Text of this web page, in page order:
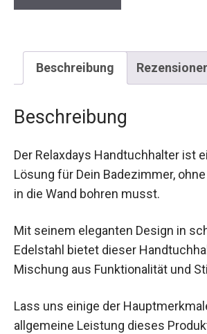
Beschreibung
Beschreibung
Der Relaxdays Handtuchhalter ist
Lösung für Dein Badezimmer,
in die Wand bohren musst.
Mit seinem eleganten Design in
Edelstahl bietet dieser
Mischung aus Funktionalität und
Lass uns einige der
allgemeine Leistung dieses